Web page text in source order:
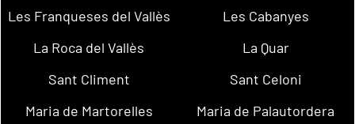
Les Franqueses del Vallès
Les Cabanyes
La Roca del Vallès
La Quar
Sant Climent
Sant Celoni
Maria de Martorelles
Maria de Palautordera